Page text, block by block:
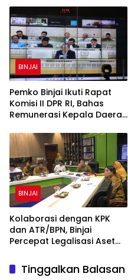
Bibit
BINJAI
Pemko Binjai Ikuti Rapat
Komisi II DPR RI, Bahas
Remunerasi Kepala Daerah
BINJAI
Kolaborasi dengan KPK
dan ATR/BPN, Binjai
Percepat Legalisasi Aset
Tinggalkan Balasan